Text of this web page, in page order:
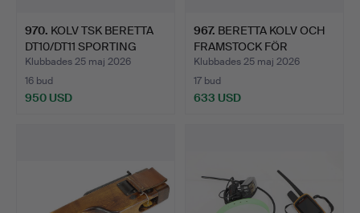
970. KOLV TSK BERETTA
DT10/DT11 SPORTING
RIGHT …
Klubbades 25 maj 2026
16 bud
950 USD
967. BERETTA KOLV OCH
FRAMSTOCK FÖR
MODELL 686.
Klubbades 25 maj 2026
17 bud
633 USD